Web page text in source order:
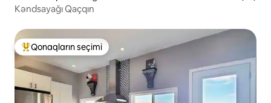
Kəndsayağı Qaçqın
Populyar "Qonaqların seçimi"
Qonaqların seçimi